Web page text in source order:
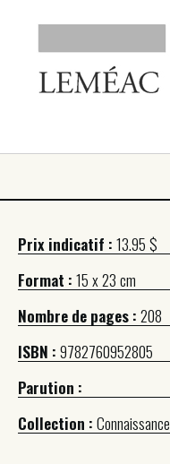
À PROPOS
Prix indicatif :13.95 $
Format :15 x 23 cm
Nombre de pages :208
ISBN :9782760952805
Parution :
Collection :Connaissance